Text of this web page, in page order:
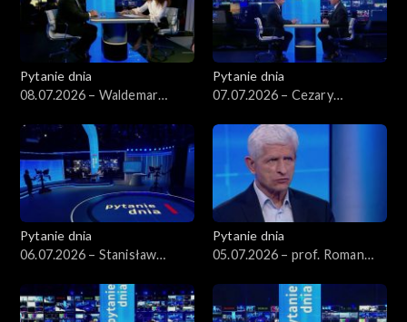
Pytanie dnia
08.07.2026 – Waldemar
Pytanie dnia
07.07.2026 – Cezary
Pytanie dnia
06.07.2026 – Stanisław
Pytanie dnia
05.07.2026 – prof. Roman